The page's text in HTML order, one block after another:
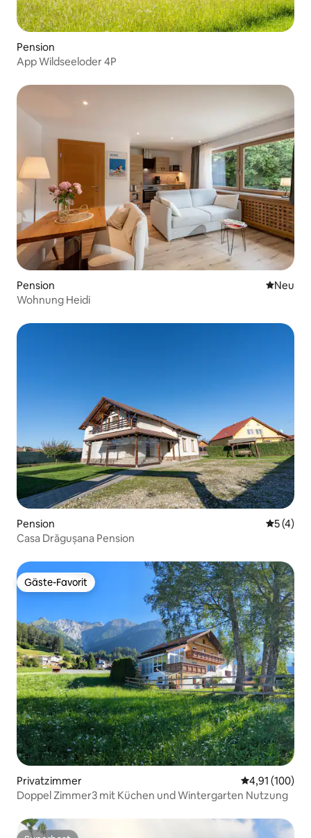
Pension
App Wildseeloder 4P
Pension Neue
Neu
Wohnung Heidi
Pension
5 (4)
Casa Drăgușana Pension
Gäste-Favorit
Gäste-Favorit
Privatzimmer
4,91 (100)
Doppel Zimmer3 mit Küchen und Wintergarten Nutzung